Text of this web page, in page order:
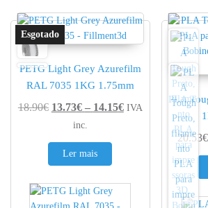
PETG Light Grey Azurefilm
RAL 7035 1KG 1.75mm
18.90€ 13.73€ – 14.15€Price range:
IVA
inc.
Ler mais
PLA
20.53€